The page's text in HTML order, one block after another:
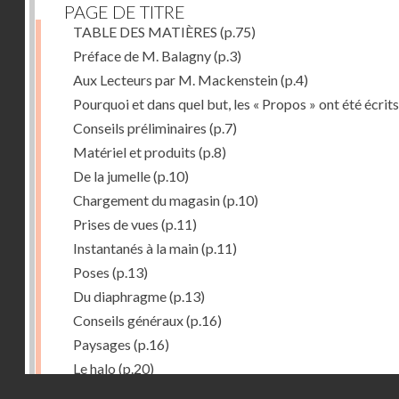
PAGE DE TITRE
TABLE DES MATIÈRES (p.75)
Préface de M. Balagny(p.3)
Aux Lecteurs par M. Mackenstein(p.4)
Pourquoi et dans quel but, les « Propos » ont été écrits
Conseils préliminaires (p.7)
Matériel et produits (p.8)
De la jumelle(p.10)
Chargement du magasin(p.10)
Prises de vues (p.11)
Instantanés à la main(p.11)
Poses (p.13)
Du diaphragme(p.13)
Conseils généraux(p.16)
Paysages (p.16)
Le halo (p.20)